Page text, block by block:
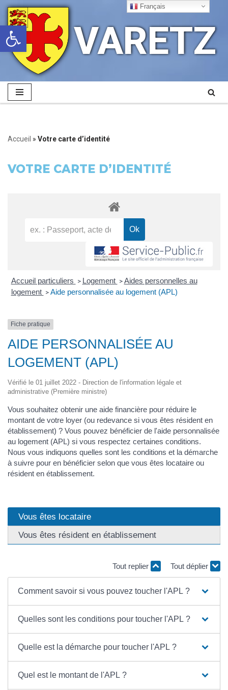
Ouvrir la barre d’outils
Aller
au
contenu
VARETZ
Accueil » Votre carte d’identité
VOTRE CARTE D’IDENTITÉ
Accueil particuliers > Logement > Aides personnelles au
logement > Aide personnalisée au logement (APL)
Fiche pratique
AIDE PERSONNALISÉE AU
LOGEMENT (APL)
Vérifié le 01 juillet 2022 - Direction de l'information légale et
administrative (Première ministre)
Vous souhaitez obtenir une aide financière pour réduire le
montant de votre loyer (ou redevance si vous êtes résident en
établissement) ? Vous pouvez bénéficier de l'aide personnalisée
au logement (APL) si vous respectez certaines conditions.
Nous vous indiquons quelles sont les conditions et la démarche
à suivre pour en bénéficier selon que vous êtes locataire ou
résident en établissement.
Vous êtes locataire
Vous êtes résident en établissement
Tout replier Tout déplier
Comment savoir si vous pouvez toucher l'APL ?
Quelles sont les conditions pour toucher l'APL ?
Quelle est la démarche pour toucher l'APL ?
Quel est le montant de l'APL ?
Français